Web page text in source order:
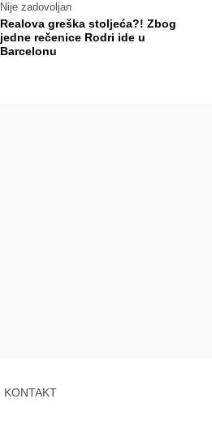
Nije zadovoljan
Realova greška stoljeća?! Zbog
jedne rečenice Rodri ide u
Barcelonu
KONTAKT